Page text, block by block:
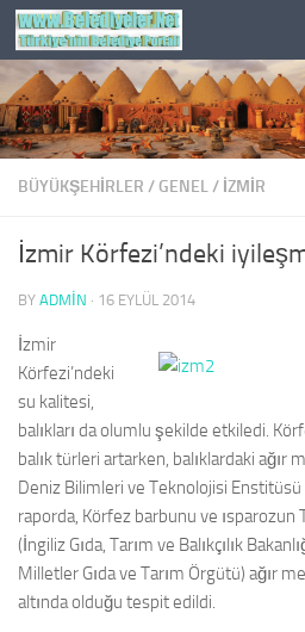
Skip to content
BÜYÜKŞEHİRLER / GENEL/ İZMIR
İzmir Körfezi’ndeki
BY ADMIN · 16 EYLÜL 2014
İzmir
Körfezi’ndeki
su kalitesi,
balıkları da olumlu şekilde etkiledi.
balık türleri artarken, balıklardaki ağır
Deniz Bilimleri ve Teknolojisi Enstitüsü
raporda, Körfez barbunu ve ısparozun
(İngiliz Gıda, Tarım ve Balıkçılık
Milletler Gıda ve Tarım Örgütü) ağır
altında olduğu tespit edildi.